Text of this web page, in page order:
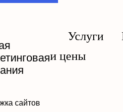
Услуги
и цены
сайтов